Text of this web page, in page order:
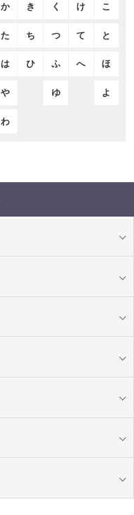
か き く け こ
た ち つ て と
は ひ ふ へ ほ
や ゆ よ
わ